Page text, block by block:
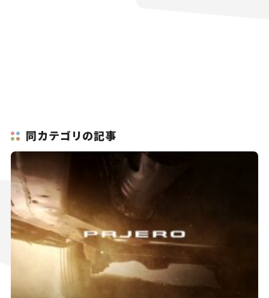
同カテゴリの記事